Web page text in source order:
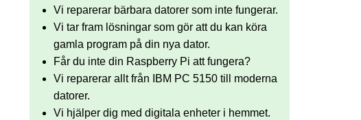
Vi reparerar bärbara datorer som inte fungerar.
Vi tar fram lösningar som gör att du kan köra
gamla program på din nya dator.
Får du inte din Raspberry Pi att fungera?
Vi reparerar allt från IBM PC 5150 till moderna
datorer.
Vi hjälper dig med digitala enheter i hemmet.